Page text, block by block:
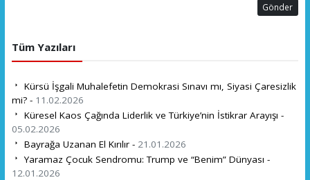
Gönder
Tüm Yazıları
Kürsü İşgali Muhalefetin Demokrasi Sınavı mı, Siyasi Çaresizlik
mi? - 11.02.2026
Küresel Kaos Çağında Liderlik ve Türkiye’nin İstikrar Arayışı -
05.02.2026
Bayrağa Uzanan El Kırılır - 21.01.2026
Yaramaz Çocuk Sendromu: Trump ve “Benim” Dünyası -
12.01.2026